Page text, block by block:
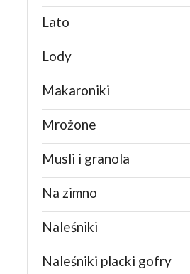
Lato
Lody
Makaroniki
Mrożone
Musli i granola
Na zimno
Naleśniki
Naleśniki placki gofry